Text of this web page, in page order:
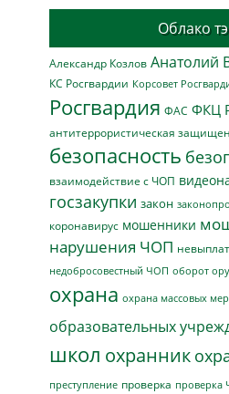
Облако
Александр Козлов Анатолий
КС Росгвардии Корсовет
Росгвардия ФАС ФКЦ
антитеррористическая
безопасность
взаимодействие с ЧОП
госзакупки закон
коронавирус мошенники
нарушения ЧОП
недобросовестный ЧОП оборот
охрана охрана массовых
образовательных
школ охранник
преступление проверка проверка